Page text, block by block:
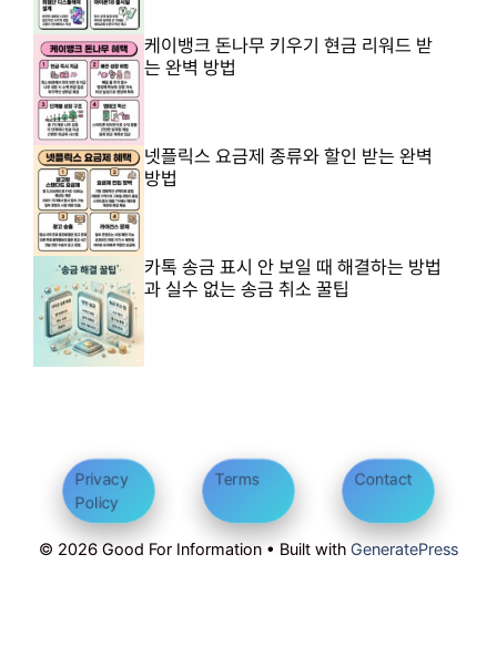
케이뱅크 돈나무 키우기 현금 리워드 받
는 완벽 방법
넷플릭스 요금제 종류와 할인 받는 완벽
방법
카톡 송금 표시 안 보일 때 해결하는 방법
과 실수 없는 송금 취소 꿀팁
© 2026 Good For Information • Built with GeneratePress
Privacy
Policy
Terms Contact